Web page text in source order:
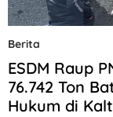
Berita
ESDM Raup
76.742 Ton
Hukum di